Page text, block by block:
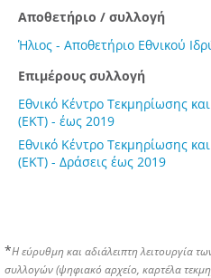
Αποθετήριο / συλλογή
Ήλιος - Αποθετήριο Εθνικού
Επιμέρους συλλογή
Εθνικό Κέντρο Τεκμηρίωσης
(ΕΚΤ) - έως 2019
Εθνικό Κέντρο Τεκμηρίωσης
(ΕΚΤ) - Δράσεις έως 2019
*Η εύρυθμη και αδιάλειπτη λειτουργία
συλλογών (ψηφιακό αρχείο, καρτέλα